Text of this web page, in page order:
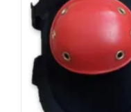
seçilebilir